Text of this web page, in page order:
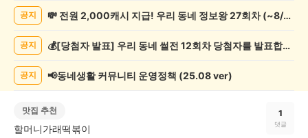
공지 💸 전원 2,000캐시 지급! 우리 동네 정보왕 27회차 (~8/10)
공지 💰[당첨자 발표] 우리 동네 썰전 12회차 당첨자를 발표합니다!
공지 📢동네생활 커뮤니티 운영정책 (25.08 ver)
맛집 추천
할머니가래떡볶이
1
댓글